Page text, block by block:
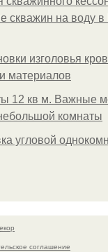
скважин на воду
изголовья
материалов
12 кв м. Важные
комнаты
углoвoй
соглашение